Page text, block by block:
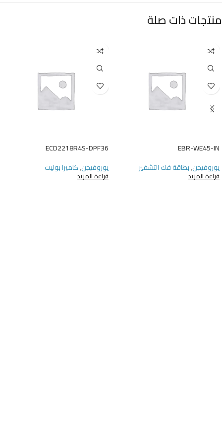
منتجات ذات صلة
EBR-WE45-IN
يوروفيجن,بطاقة فك التشفير
قراءة المزيد
ECD2218R4S-DPF36
يوروفيجن,كاميرا بوليت
قراءة المزيد